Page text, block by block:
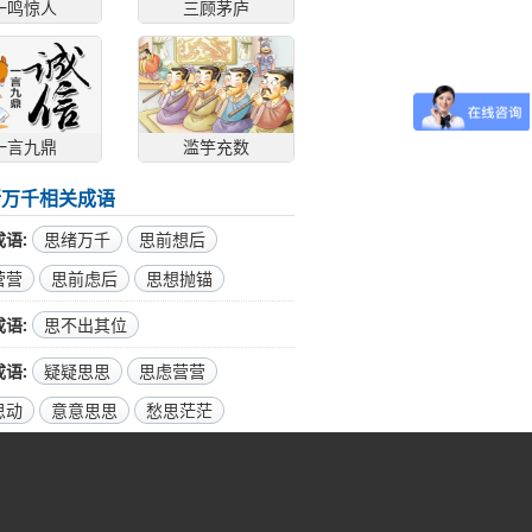
鸣惊人 三顾茅庐
言九鼎 滥竽充数
千相关成语
语 思绪万千
思前想后
营
思前虑后 思想抛锚
语 思不出其位
语 疑疑思思
思虑营营
动
意意思思 愁思茫茫